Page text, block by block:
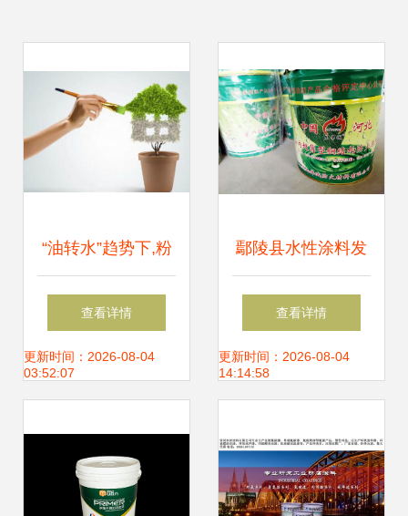
“油转水”趋势下,粉
体材料需尽快适应
水性涂料需求
查看详情
更新时间：2026-08-04
03:52:07
鄢陵县水性涂料发
展迈入新阶段
查看详情
更新时间：2026-08-04
14:14:58